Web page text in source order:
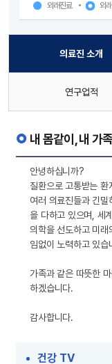
외래진료 외
의료진 소개
연구업적
내 몸같이, 내 가
안녕하십니까?
질환으로 고통받는
여러 의료진들과 긴밀
을 다하고 있으며, 세
의학을 선도하고 미래
임없이 노력하고 있습
가족과 같은 따뜻한
하겠습니다.
감사합니다.
건강 TV